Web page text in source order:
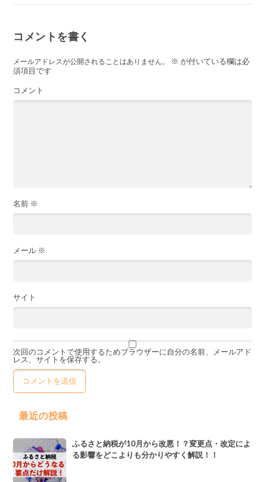
コメントを書く
メールアドレスが公開されることはありません。 ※ が付いている欄は必
須項目です
コメント
名前 ※
メール ※
サイト
次回のコメントで使用するためブラウザーに自分の名前、メールアド
レス、サイトを保存する。
最近の投稿
ふるさと納税が10月から改悪！？変更点・改定によ
る影響をどこよりも分かりやすく解説！！